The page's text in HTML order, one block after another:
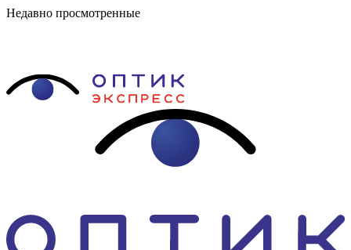
Недавно просмотренные